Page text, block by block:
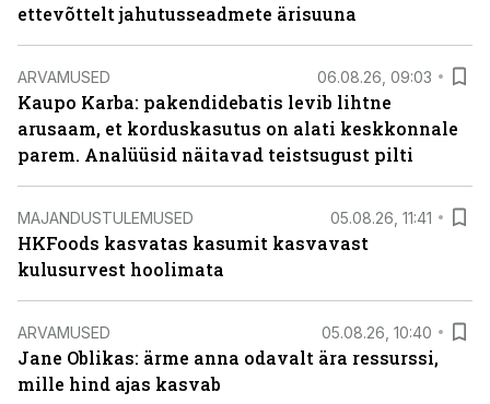
ettevõttelt jahutusseadmete ärisuuna
ARVAMUSED 06.08.26, 09:03
Kaupo Karba: pakendidebatis levib lihtne
arusaam, et korduskasutus on alati keskkonnale
parem. Analüüsid näitavad teistsugust pilti
MAJANDUSTULEMUSED 05.08.26, 11:41
HKFoods kasvatas kasumit kasvavast
kulusurvest hoolimata
ARVAMUSED 05.08.26, 10:40
Jane Oblikas: ärme anna odavalt ära ressurssi,
mille hind ajas kasvab